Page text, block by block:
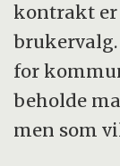
kontrakt
brukervalg.
for
beholde
men som